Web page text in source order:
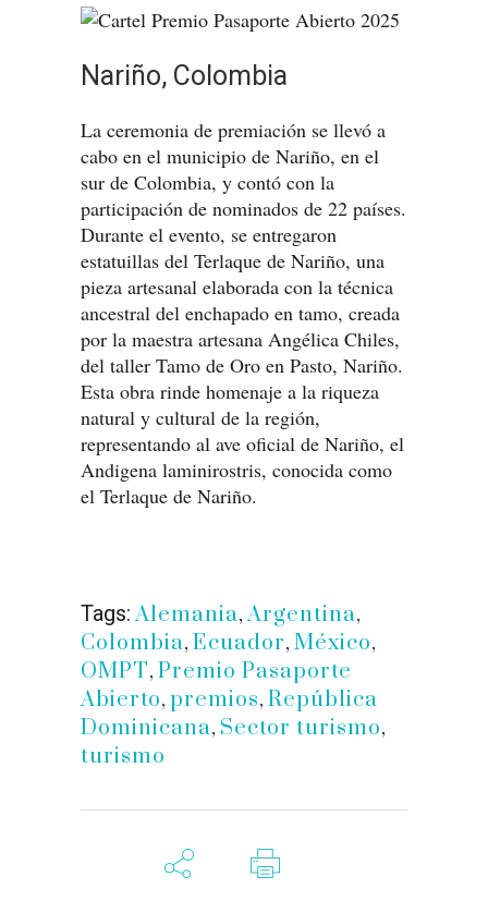
Nariño, Colombia
La ceremonia de premiación se llevó a
cabo en el municipio de Nariño, en el
sur de Colombia, y contó con la
participación de nominados de 22 países.
Durante el evento, se entregaron
estatuillas del Terlaque de Nariño, una
pieza artesanal elaborada con la técnica
ancestral del enchapado en tamo, creada
por la maestra artesana Angélica Chiles,
del taller Tamo de Oro en Pasto, Nariño.
Esta obra rinde homenaje a la riqueza
natural y cultural de la región,
representando al ave oficial de Nariño, el
Andigena laminirostris, conocida como
el Terlaque de Nariño.
Tags: Alemania,Argentina,
Colombia, Ecuador, México,
OMPT, Premio Pasaporte
Abierto, premios, República
Dominicana, Sector turismo,
turismo